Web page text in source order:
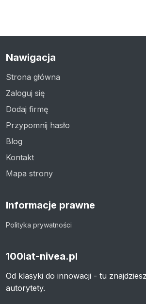
Nawigacja
Strona główna
Zaloguj się
Dodaj firmę
Przypomnij hasło
Blog
Kontakt
Mapa strony
Informacje prawne
Polityka prywatności
100lat-nivea.pl
Od klasyki do innowacji - tu
autorytety.